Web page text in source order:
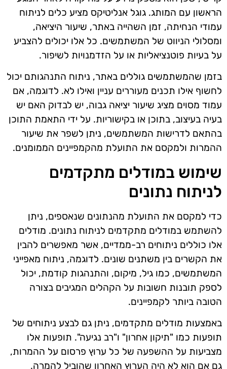
הראשון עם המותג. גוגל אנליטיקס מציע כלים לניתוח
עמודי הנחיתה, זמן השהייה באתר, שיעור היציאה,
ומסלולי הניווט של המשתמשים. כל אלו יכולים להצביע
על בעיות פוטנציאליות או על הזדמנויות לשיפור.
בזמן שהמשתמשים גוללים באתר, ניתוח התנהגותם יכול
לחשוף אילו תכנים מעוררים עניין ואילו לא. לדוגמה, אם
עמוד מסוים מציג שיעור יציאה גבוה, יש לבדוק האם יש
בעיה בעיצוב, בתוכן או בקישוריות. על ידי התאמת התוכן
בהתאם לדרישות המשתמשים, ניתן לשפר את שיעור
ההמרות ולמקסם את התועלת מהקמפיינים הממומנים.
שימוש במודלים מתקדמים
לניתוח נתונים
כדי למקסם את התועלת מהנתונים שנאספים, ניתן
להשתמש במודלים מתקדמים לניתוח נתונים. מודלים
אלו כוללים ניתוחים רב-ממדיים, אשר מאפשרים להבין
את הקשרים בין משתנים שונים. לדוגמה, ניתוח מאפייני
המשתמשים, כמו גיל, מיקום, והתנהגות קודמת, יכול
לספק תובנות חשובות על הקהלים המגיבים בצורה
הטובה ביותר לקמפיינים.
באמצעות מודלים מתקדמים, ניתן גם לבצע ניתוחים של
תופעות כמו "תיקון אחרון" ו"רב נגיעה". תופעות אלו
מצביעות על ההשפעה של כל ערוץ פרסום על ההמרות,
גם אם הוא לא היה הערוץ האחרון שהוביל להמרה.